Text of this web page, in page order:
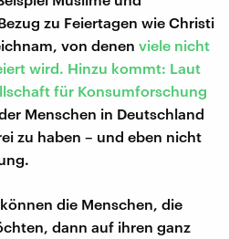
zu Feiertagen wie Christi
von denen viele nicht
wird. Hinzu kommt: Laut
für Konsumforschung
Menschen in Deutschland
zu haben – und eben nicht
die Menschen, die
dann auf ihren ganz